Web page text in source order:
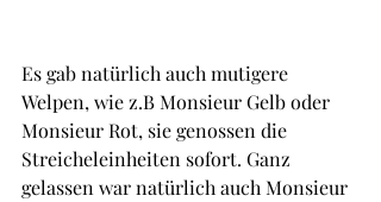
Es gab natürlich auch mutigere
Welpen, wie z.B Monsieur Gelb oder
Monsieur Rot, sie genossen die
Streicheleinheiten sofort. Ganz
gelassen war natürlich auch Monsieur